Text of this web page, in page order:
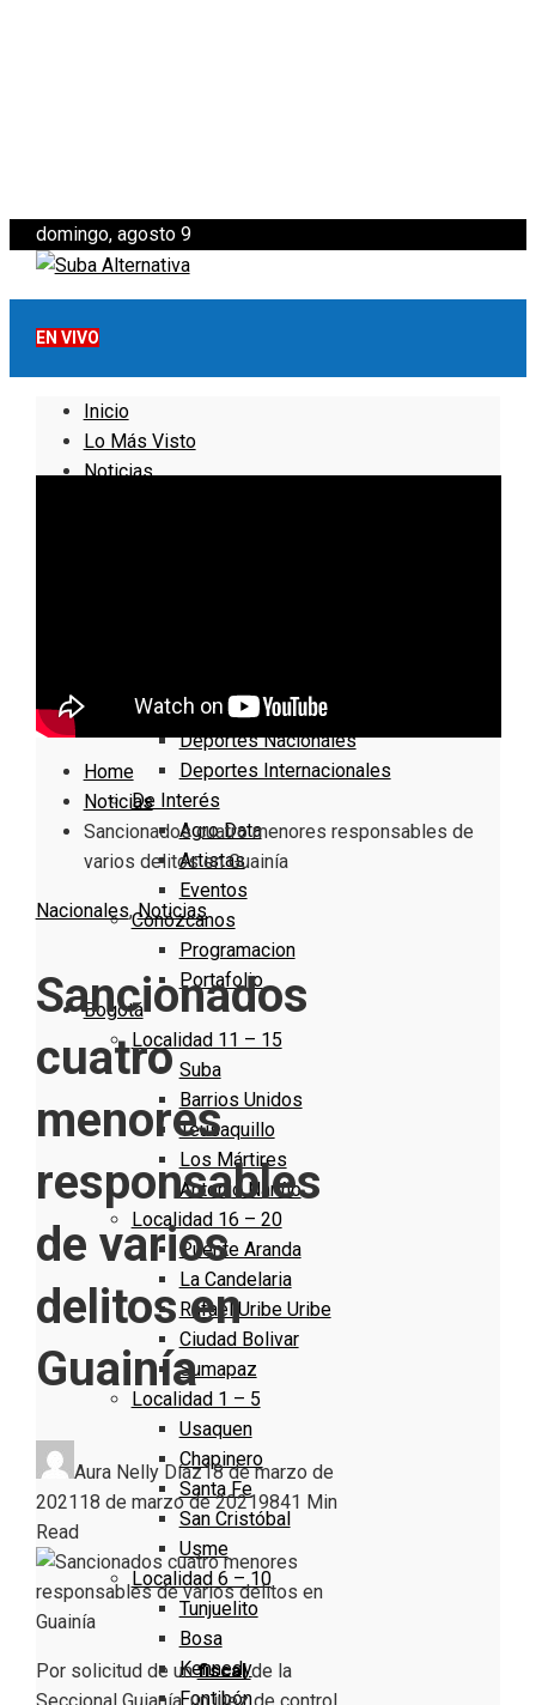
domingo, agosto 9
EN VIVO
Inicio
Lo Más Visto
Noticias
Deportes Locales
Deportes Nacionales
Deportes Internacionales
De Interés
Agro Data
Artistas
Eventos
Conózcanos
Programacion
Portafolio
Bogotá
Localidad 11 – 15
Suba
Barrios Unidos
Teusaquillo
Los Mártires
Antonio Nariño
Localidad 16 – 20
Puente Aranda
La Candelaria
Rafael Uribe Uribe
Ciudad Bolivar
Sumapaz
Localidad 1 – 5
Usaquen
Chapinero
Santa Fe
San Cristóbal
Usme
Localidad 6 – 10
Tunjuelito
Bosa
Kennedy
Fontibón
Home
Noticias
Sancionados cuatro menores responsables de
varios delitos en Guainía
Nacionales,Noticias
Sancionados
cuatro
menores
responsables
de varios
delitos en
Guainía
Aura Nelly Díaz18 de marzo de
202118 de marzo de 20219841 Min
Read
Por solicitud de unfiscalde la